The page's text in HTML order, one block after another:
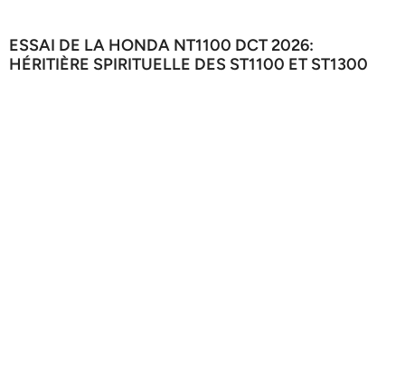
ESSAI DE LA HONDA NT1100 DCT 2026:
HÉRITIÈRE SPIRITUELLE DES ST1100 ET ST1300